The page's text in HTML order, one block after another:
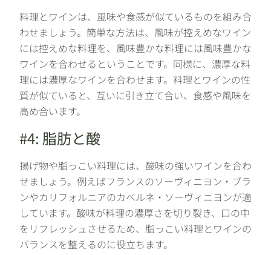
料理とワインは、風味や食感が似ているものを組み合
わせましょう。簡単な方法は、風味が控えめなワイン
には控えめな料理を、風味豊かな料理には風味豊かな
ワインを合わせるということです。同様に、濃厚な料
理には濃厚なワインを合わせます。料理とワインの性
質が似ていると、互いに引き立て合い、食感や風味を
高め合います。
#4: 脂肪と酸
揚げ物や脂っこい料理には、酸味の強いワインを合わ
せましょう。例えばフランスのソーヴィニヨン・ブラ
ンやカリフォルニアのカベルネ・ソーヴィニヨンが適
しています。酸味が料理の濃厚さを切り裂き、口の中
をリフレッシュさせるため、脂っこい料理とワインの
バランスを整えるのに役立ちます。